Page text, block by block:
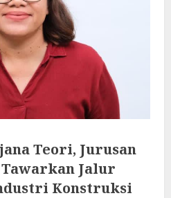
Teori, Jurusan
Jalur
Konstruksi